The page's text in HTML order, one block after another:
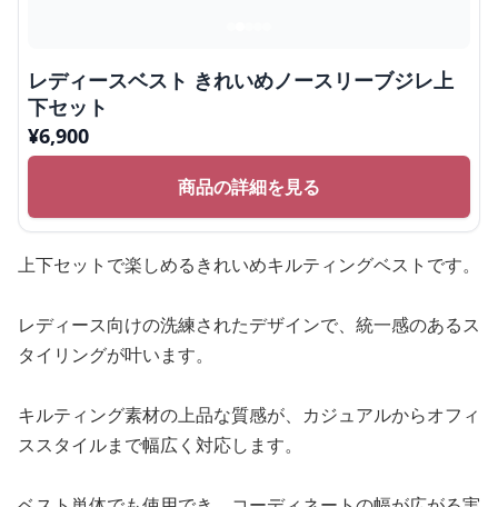
レディースベスト きれいめノースリーブジレ上
下セット
¥6,900
商品の詳細を見る
上下セットで楽しめるきれいめキルティングベストです。
レディース向けの洗練されたデザインで、統一感のあるス
タイリングが叶います。
キルティング素材の上品な質感が、カジュアルからオフィ
ススタイルまで幅広く対応します。